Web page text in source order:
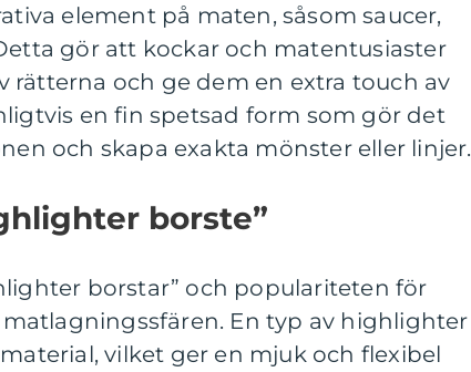
element på maten, såsom saucer,
gör att kockar och matentusiaster
rätterna och ge dem en extra touch av
en fin spetsad form som gör det
och skapa exakta mönster eller linjer.
borste”
borstar” och populariteten för
En typ av highlighter
vilket ger en mjuk och flexibel